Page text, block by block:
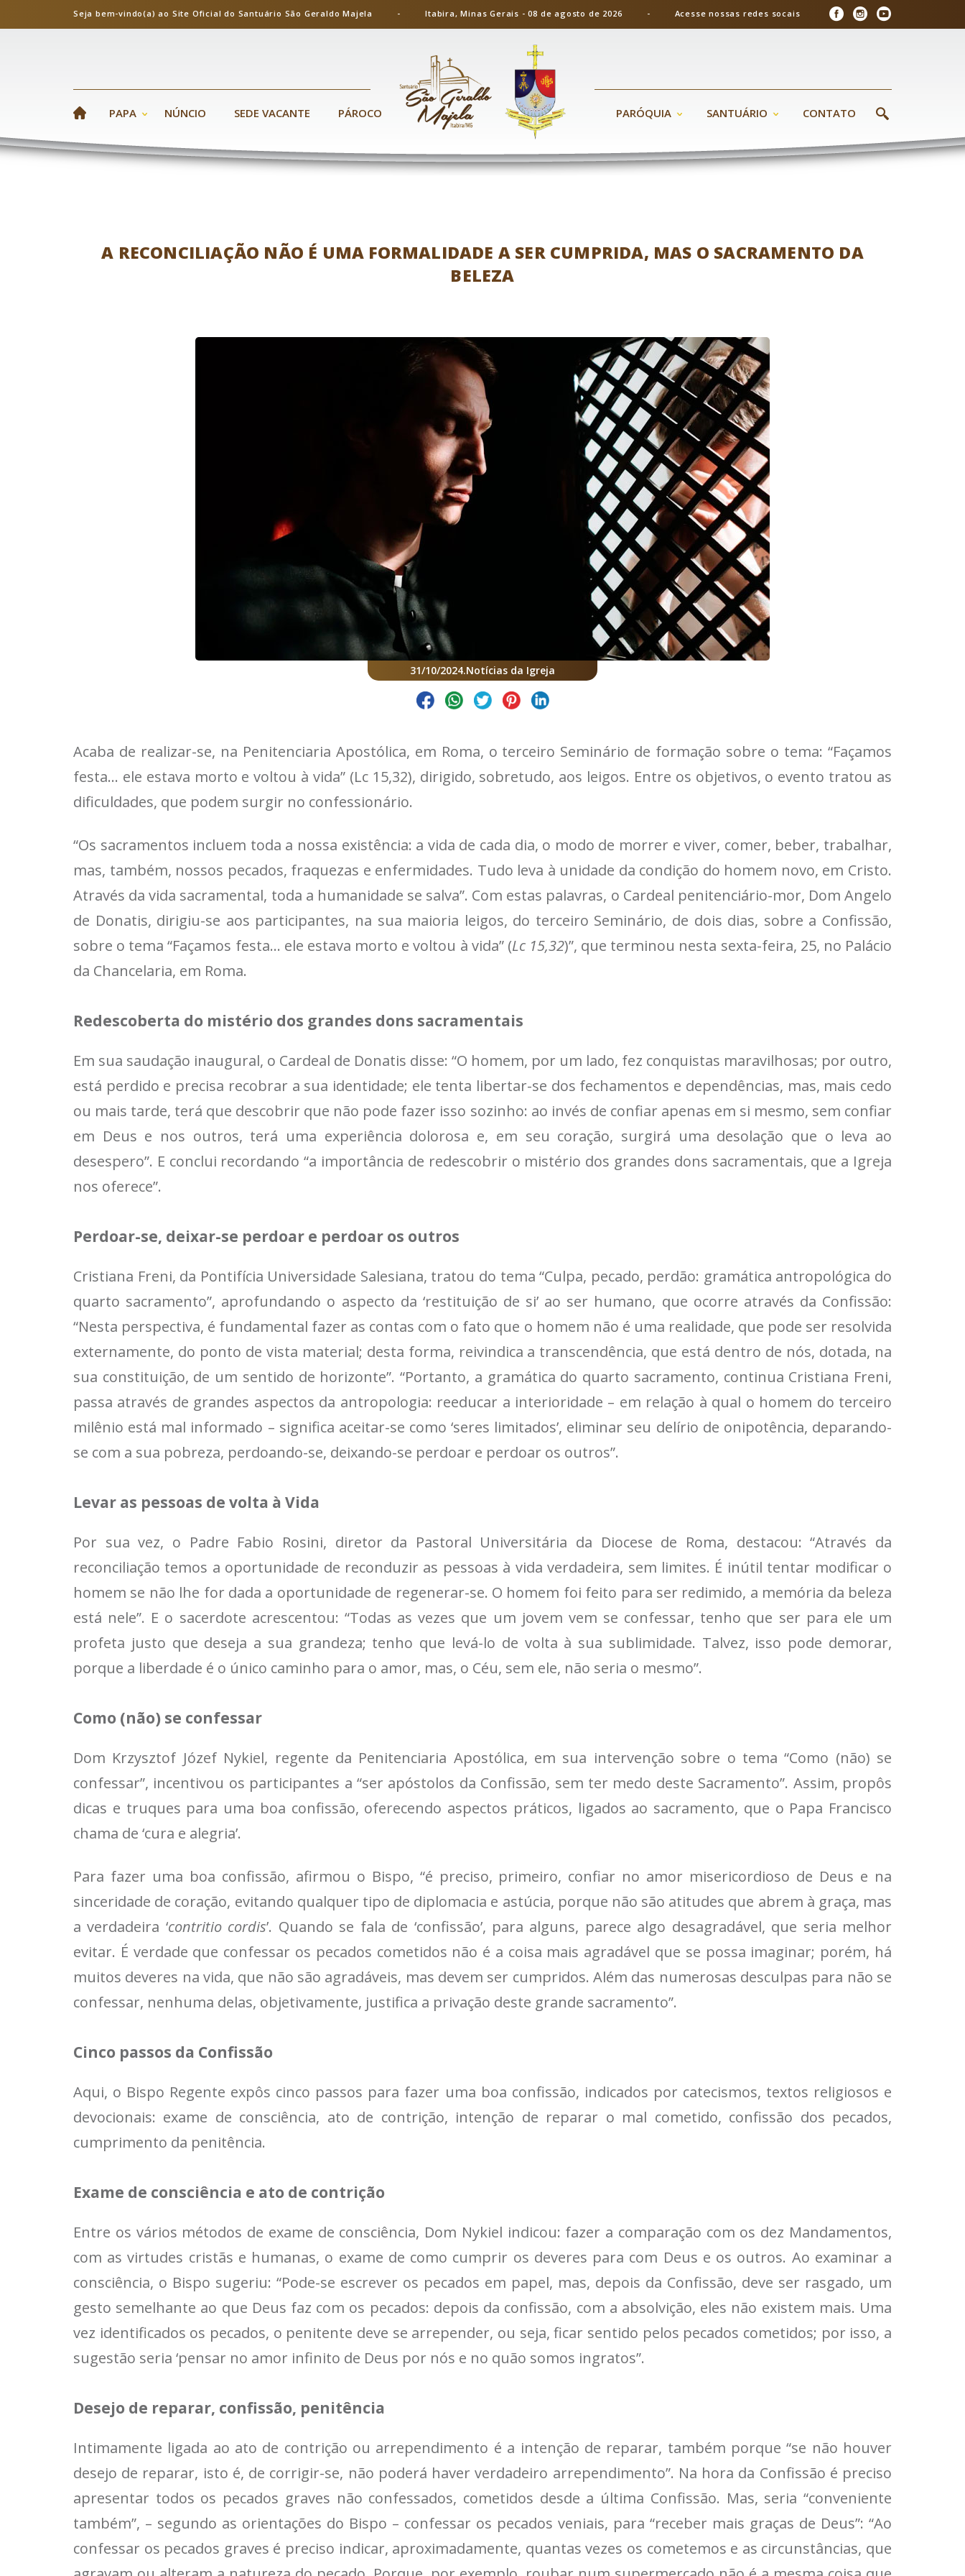
Seja bem-vindo(a) ao Site Oficial do Santuário São Geraldo Majela - Itabira, Minas Gerais - 08 de agosto de 2026 - Acesse nossas redes socais
PAPA NÚNCIO SEDE VACANTE PÁROCO PARÓQUIA SANTUÁRIO CONTATO
A RECONCILIAÇÃO NÃO É UMA FORMALIDADE A SER CUMPRIDA, MAS O SACRAMENTO DA
BELEZA
31/10/2024.Notícias da Igreja
Acaba de realizar-se, na Penitenciaria Apostólica, em Roma, o terceiro Seminário de formação sobre o tema: “Façamos
festa… ele estava morto e voltou à vida” (Lc 15,32), dirigido, sobretudo, aos leigos. Entre os objetivos, o evento tratou as
dificuldades, que podem surgir no confessionário.
“Os sacramentos incluem toda a nossa existência: a vida de cada dia, o modo de morrer e viver, comer, beber, trabalhar,
mas, também, nossos pecados, fraquezas e enfermidades. Tudo leva à unidade da condição do homem novo, em Cristo.
Através da vida sacramental, toda a humanidade se salva”. Com estas palavras, o Cardeal penitenciário-mor, Dom Angelo
de Donatis, dirigiu-se aos participantes, na sua maioria leigos, do terceiro Seminário, de dois dias, sobre a Confissão,
sobre o tema “Façamos festa… ele estava morto e voltou à vida” (Lc 15,32)”, que terminou nesta sexta-feira, 25, no Palácio
da Chancelaria, em Roma.
Redescoberta do mistério dos grandes dons sacramentais
Em sua saudação inaugural, o Cardeal de Donatis disse: “O homem, por um lado, fez conquistas maravilhosas; por outro,
está perdido e precisa recobrar a sua identidade; ele tenta libertar-se dos fechamentos e dependências, mas, mais cedo
ou mais tarde, terá que descobrir que não pode fazer isso sozinho: ao invés de confiar apenas em si mesmo, sem confiar
em Deus e nos outros, terá uma experiência dolorosa e, em seu coração, surgirá uma desolação que o leva ao
desespero”. E conclui recordando “a importância de redescobrir o mistério dos grandes dons sacramentais, que a Igreja
nos oferece”.
Perdoar-se, deixar-se perdoar e perdoar os outros
Cristiana Freni, da Pontifícia Universidade Salesiana, tratou do tema “Culpa, pecado, perdão: gramática antropológica do
quarto sacramento”, aprofundando o aspecto da ‘restituição de si’ ao ser humano, que ocorre através da Confissão:
“Nesta perspectiva, é fundamental fazer as contas com o fato que o homem não é uma realidade, que pode ser resolvida
externamente, do ponto de vista material; desta forma, reivindica a transcendência, que está dentro de nós, dotada, na
sua constituição, de um sentido de horizonte”. “Portanto, a gramática do quarto sacramento, continua Cristiana Freni,
passa através de grandes aspectos da antropologia: reeducar a interioridade – em relação à qual o homem do terceiro
milênio está mal informado – significa aceitar-se como ‘seres limitados’, eliminar seu delírio de onipotência, deparando-
se com a sua pobreza, perdoando-se, deixando-se perdoar e perdoar os outros”.
Levar as pessoas de volta à Vida
Por sua vez, o Padre Fabio Rosini, diretor da Pastoral Universitária da Diocese de Roma, destacou: “Através da
reconciliação temos a oportunidade de reconduzir as pessoas à vida verdadeira, sem limites. É inútil tentar modificar o
homem se não lhe for dada a oportunidade de regenerar-se. O homem foi feito para ser redimido, a memória da beleza
está nele”. E o sacerdote acrescentou: “Todas as vezes que um jovem vem se confessar, tenho que ser para ele um
profeta justo que deseja a sua grandeza; tenho que levá-lo de volta à sua sublimidade. Talvez, isso pode demorar,
porque a liberdade é o único caminho para o amor, mas, o Céu, sem ele, não seria o mesmo”.
Como (não) se confessar
Dom Krzysztof Józef Nykiel, regente da Penitenciaria Apostólica, em sua intervenção sobre o tema “Como (não) se
confessar”, incentivou os participantes a “ser apóstolos da Confissão, sem ter medo deste Sacramento”. Assim, propôs
dicas e truques para uma boa confissão, oferecendo aspectos práticos, ligados ao sacramento, que o Papa Francisco
chama de ‘cura e alegria’.
Para fazer uma boa confissão, afirmou o Bispo, “é preciso, primeiro, confiar no amor misericordioso de Deus e na
sinceridade de coração, evitando qualquer tipo de diplomacia e astúcia, porque não são atitudes que abrem à graça, mas
a verdadeira ‘contritio cordis’. Quando se fala de ‘confissão’, para alguns, parece algo desagradável, que seria melhor
evitar. É verdade que confessar os pecados cometidos não é a coisa mais agradável que se possa imaginar; porém, há
muitos deveres na vida, que não são agradáveis, mas devem ser cumpridos. Além das numerosas desculpas para não se
confessar, nenhuma delas, objetivamente, justifica a privação deste grande sacramento”.
Cinco passos da Confissão
Aqui, o Bispo Regente expôs cinco passos para fazer uma boa confissão, indicados por catecismos, textos religiosos e
devocionais: exame de consciência, ato de contrição, intenção de reparar o mal cometido, confissão dos pecados,
cumprimento da penitência.
Exame de consciência e ato de contrição
Entre os vários métodos de exame de consciência, Dom Nykiel indicou: fazer a comparação com os dez Mandamentos,
com as virtudes cristãs e humanas, o exame de como cumprir os deveres para com Deus e os outros. Ao examinar a
consciência, o Bispo sugeriu: “Pode-se escrever os pecados em papel, mas, depois da Confissão, deve ser rasgado, um
gesto semelhante ao que Deus faz com os pecados: depois da confissão, com a absolvição, eles não existem mais. Uma
vez identificados os pecados, o penitente deve se arrepender, ou seja, ficar sentido pelos pecados cometidos; por isso, a
sugestão seria ‘pensar no amor infinito de Deus por nós e no quão somos ingratos”.
Desejo de reparar, confissão, penitência
Intimamente ligada ao ato de contrição ou arrependimento é a intenção de reparar, também porque “se não houver
desejo de reparar, isto é, de corrigir-se, não poderá haver verdadeiro arrependimento”. Na hora da Confissão é preciso
apresentar todos os pecados graves não confessados, ​​cometidos desde a última Confissão. Mas, seria “conveniente
também”, – segundo as orientações do Bispo – confessar os pecados veniais, para “receber mais graças de Deus”: “Ao
confessar os pecados graves é preciso indicar, aproximadamente, quantas vezes os cometemos e as circunstâncias, que